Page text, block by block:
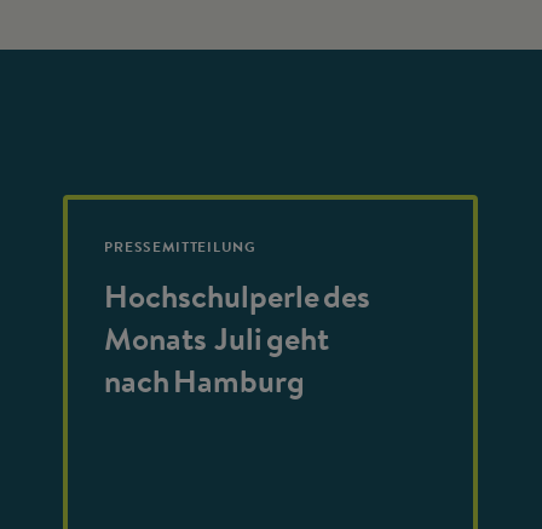
PRESSEMITTEILUNG
Hochschulperle des
Monats Juli geht
nach Hamburg